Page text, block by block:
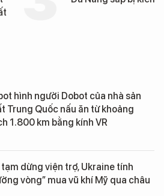
hình người Dobot của nhà sản
Trung Quốc nấu ăn từ khoảng
1.800 km bằng kính VR
tạm dừng viện trợ, Ukraine tính
vòng” mua vũ khí Mỹ qua châu